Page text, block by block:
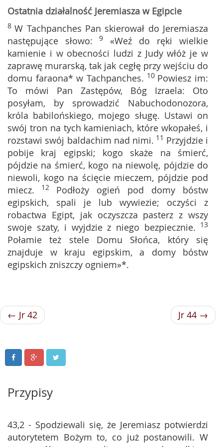
Ostatnia działalność Jeremiasza w Egipcie
8W Tachpanches Pan skierował do Jeremiasza
następujące słowo: 9 «Weź do ręki wielkie
kamienie i w obecności ludzi z Judy włóż je w
zaprawę murarską, tak jak cegłę przy wejściu do
domu faraona* w Tachpanches. 10 Powiesz im:
To mówi Pan Zastępów, Bóg Izraela: Oto
posyłam, by sprowadzić Nabuchodonozora,
króla babilońskiego, mojego sługę. Ustawi on
swój tron na tych kamieniach, które wkopałeś, i
rozstawi swój baldachim nad nimi. 11 Przyjdzie i
pobije kraj egipski; kogo skaże na śmierć,
pójdzie na śmierć, kogo na niewolę, pójdzie do
niewoli, kogo na ścięcie mieczem, pójdzie pod
miecz. 12 Podłoży ogień pod domy bóstw
egipskich, spali je lub wywiezie; oczyści z
robactwa Egipt, jak oczyszcza pasterz z wszy
swoje szaty, i wyjdzie z niego bezpiecznie. 13
Połamie też stele Domu Słońca, który się
znajduje w kraju egipskim, a domy bóstw
egipskich zniszczy ogniem»*.
← Jr 42 Jr 44 →
Przypisy
43,2 - Spodziewali się, że Jeremiasz potwierdzi
autorytetem Bożym to, co już postanowili. W